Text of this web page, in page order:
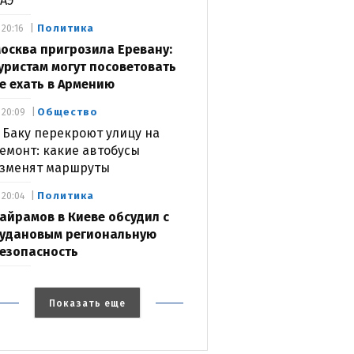
Политика
пригрозила Еревану:
могут посоветовать
ехать в Армению
20:16
Общество
Баку перекроют улицу на
какие автобусы
маршруты
20:09
Политика
в Киеве обсудил с
региональную
20:04
Показать еще